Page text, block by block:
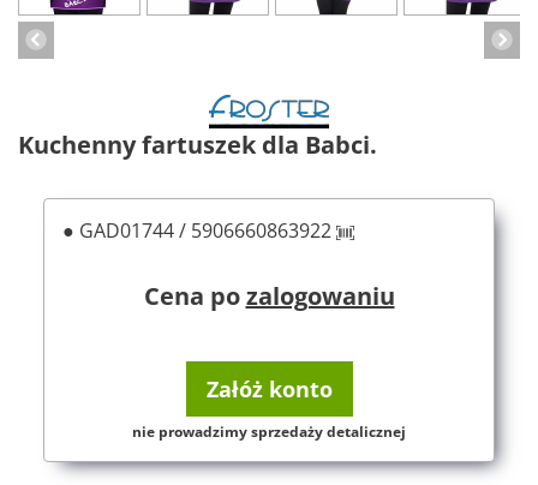
Kuchenny fartuszek dla Babci.
● GAD01744 / 5906660863922
Cena pozalogowaniu
Załóż konto
nie prowadzimy sprzedaży detalicznej